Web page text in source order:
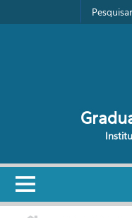
Pular para o conteúdo principal